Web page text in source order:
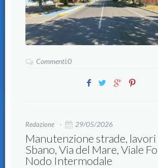
Commenti:0
Redazione 29/05/2026
Manutenzione strade, lavori
Sbano, Via del Mare, Viale
Nodo Intermodale